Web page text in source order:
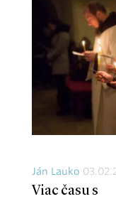
Ján Lauko
Viac času s